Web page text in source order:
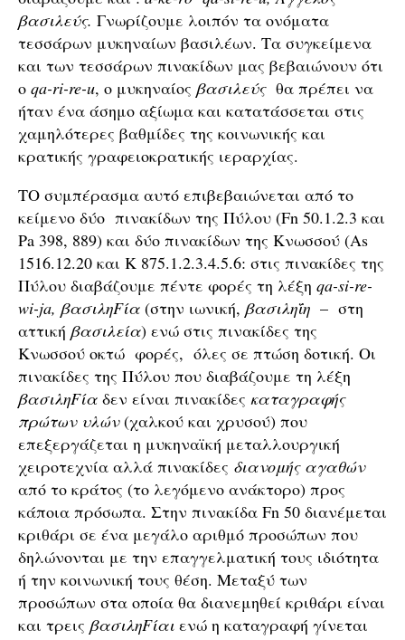
βασιλεύς. Γνωρίζουμε λοιπόν τα ονόματα
τεσσάρων μυκηναίων βασιλέων. Τα συγκείμενα
και των τεσσάρων πινακίδων μας βεβαιώνουν ότι
ο qa-ri-re-u, ο μυκηναίος βασιλεύς θα πρέπει να
ήταν ένα άσημο αξίωμα και κατατάσσεται στις
χαμηλότερες βαθμίδες της κοινωνικής και
κρατικής γραφειοκρατικής ιεραρχίας.
ΤΟ συμπέρασμα αυτό επιβεβαιώνεται από το
κείμενο δύο πινακίδων της Πύλου (Fn 50.1.2.3 και
Pa 398, 889) και δύο πινακίδων της Κνωσσού (As
1516.12.20 και K 875.1.2.3.4.5.6: στις πινακίδες της
Πύλου διαβάζουμε πέντε φορές τη λέξη qa-si-re-
wi-ja, βασιληFία (στην ιωνική, βασιληΐη – στη
αττική βασιλεία) ενώ στις πινακίδες της
Κνωσσού οκτώ φορές, όλες σε πτώση δοτική. Οι
πινακίδες της Πύλου που διαβάζουμε τη λέξη
βασιληFία δεν είναι πινακίδες καταγραφής
πρώτων υλών(χαλκού και χρυσού) που
επεξεργάζεται η μυκηναϊκή μεταλλουργική
χειροτεχνία αλλά πινακίδες διανομής αγαθών
από το κράτος (το λεγόμενο ανάκτορο) προς
κάποια πρόσωπα. Στην πινακίδα Fn 50 διανέμεται
κριθάρι σε ένα μεγάλο αριθμό προσώπων που
δηλώνονται με την επαγγελματική τους ιδιότητα
ή την κοινωνική τους θέση. Μεταξύ των
προσώπων στα οποία θα διανεμηθεί κριθάρι είναι
και τρεις βασιληFίαι ενώ η καταγραφή γίνεται